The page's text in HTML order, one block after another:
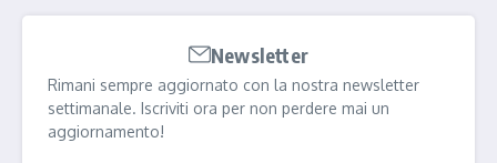
Newsletter
Rimani sempre aggiornato con la nostra newsletter
settimanale. Iscriviti ora per non perdere mai un
aggiornamento!